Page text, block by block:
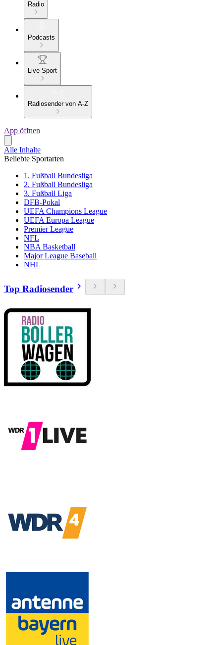
Radio
Podcasts
Live Sport
Radiosender von A-Z
App öffnen
Alle Inhalte
Beliebte Sportarten
1. Fußball Bundesliga
2. Fußball Bundesliga
3. Fußball Liga
DFB-Pokal
UEFA Champions League
UEFA Europa League
Premier League
NFL
NBA Basketball
Major League Baseball
NHL
Top Radiosender